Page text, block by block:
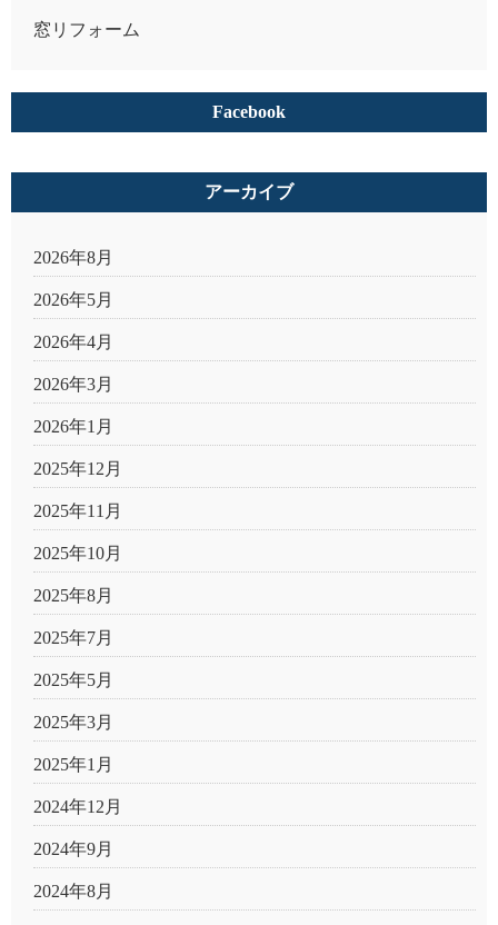
窓リフォーム
Facebook
アーカイブ
2026年8月
2026年5月
2026年4月
2026年3月
2026年1月
2025年12月
2025年11月
2025年10月
2025年8月
2025年7月
2025年5月
2025年3月
2025年1月
2024年12月
2024年9月
2024年8月